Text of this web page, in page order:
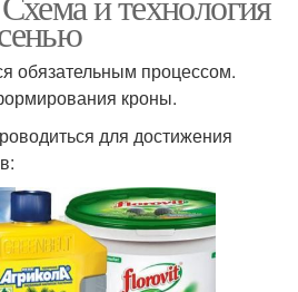
обязательным процессом.
кроны.
для достижения